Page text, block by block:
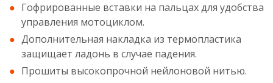
Гофрированные вставки на пальцах для удобства
управления мотоциклом.
Дополнительная накладка из термопластика
защищает ладонь в случае падения.
Прошиты высокопрочной нейлоновой нитью.